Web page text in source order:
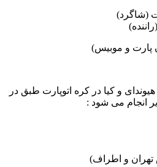
(شاگرد)
پارت و موبیس)
و کیا در کره اتوپارت طبق در
انجام می شود :
و اطراف)